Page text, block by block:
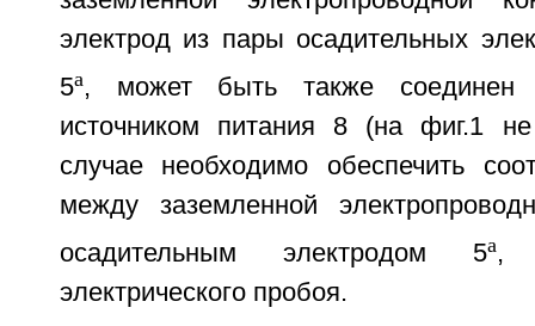
электрод из пары осадительных
5a, может быть также соединен
источником питания 8 (на фиг.1
случае необходимо обеспечить
между заземленной
осадительным электродом 5a,
электрического пробоя.